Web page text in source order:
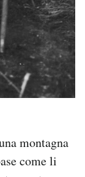
montagna
come li